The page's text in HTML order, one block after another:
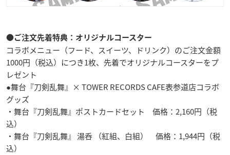
●ご注文先着特典：オリジナルコースター
コラボメニュー（フード、スイーツ、ドリンク）のご注文金額
1000円（税込）につき1枚、先着でオリジナルコースターをプ
レゼント
●舞台『刀剣乱舞』× TOWER RECORDS CAFE表参道店コラボ
グッズ
・舞台『刀剣乱舞』ポストカードセット 価格：2,160円（税
込）
・舞台『刀剣乱舞』 湯呑 （紅組、白組） 価格：1,944円（税
込）